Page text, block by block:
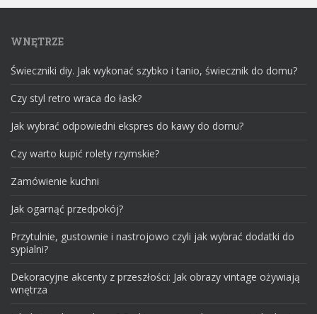
WNĘTRZE
Świeczniki diy. Jak wykonać szybko i tanio, świecznik do domu?
Czy styl retro wraca do łask?
Jak wybrać odpowiedni ekspres do kawy do domu?
Czy warto kupić rolety rzymskie?
Zamówienie kuchni
Jak ogarnąć przedpokój?
Przytulnie, gustownie i nastrojowo czyli jak wybrać dodatki do
sypialni?
Dekoracyjne akcenty z przeszłości: Jak obrazy vintage ożywiają
wnętrza